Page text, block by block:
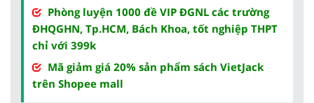
Phòng luyện 1000 đề VIP ĐGNL các trường
ĐHQGHN, Tp.HCM, Bách Khoa, tốt nghiệp THPT
chỉ với 399k
Mã giảm giá 20% sản phẩm sách VietJack
trên Shopee mall